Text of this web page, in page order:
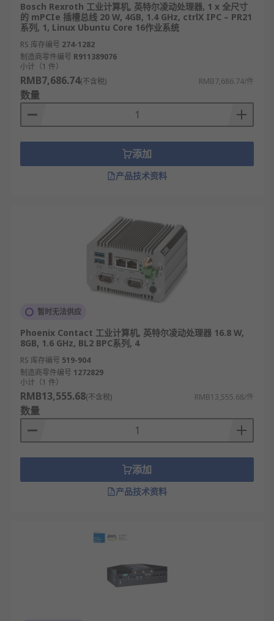
Bosch Rexroth 工业计算机, 英特尔凌动处理器, 1 x 全尺寸
的 mPCIe 插槽总线 20 W, 4GB, 1.4 GHz, ctrlX IPC – PR21
系列, 1, Linux Ubuntu Core 16作业系统
RS 库存编号 274-1282
制造商零件编号 R911389076
小计（1 件）
RMB7,686.74(不含税) RMB7,686.74/件
数量
添加
产品技术资料
暂时无法供应
Phoenix Contact 工业计算机, 英特尔凌动处理器 16.8 W,
8GB, 1.6 GHz, BL2 BPC系列, 4
RS 库存编号 519-904
制造商零件编号 1272829
小计（1 件）
RMB13,555.68(不含税) RMB13,555.68/件
数量
添加
产品技术资料